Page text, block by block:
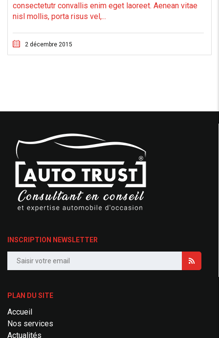
consectetutr convallis enim eget laoreet. Aenean vitae
nisl mollis, porta risus vel,...
2 décembre 2015
INSCRIPTION NEWSLETTER
PLAN DU SITE
Accueil
Nos services
Actualités